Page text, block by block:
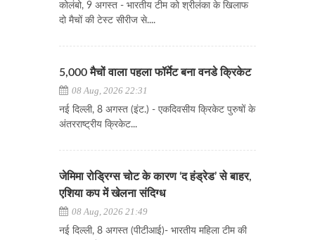
कोलंबो, 9 अगस्त - भारतीय टीम को श्रीलंका के खिलाफ
दो मैचों की टेस्ट सीरीज से....
5,000 मैचों वाला पहला फॉर्मेट बना वनडे क्रिकेट
08 Aug, 2026 22:31
नई दिल्ली, 8 अगस्त (इंट.) - एकदिवसीय क्रिकेट पुरुषों के
अंतरराष्ट्रीय क्रिकेट...
जेमिमा रोड्रिग्स चोट के कारण ‘द हंड्रेड’ से बाहर,
एशिया कप में खेलना संदिग्ध
08 Aug, 2026 21:49
नई दिल्ली, 8 अगस्त (पीटीआई)- भारतीय महिला टीम की